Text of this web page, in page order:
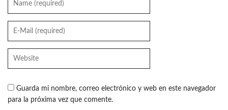
Guarda mi nombre, correo electrónico y web en este navegador
para la próxima vez que comente.